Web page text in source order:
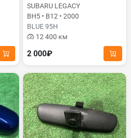
SUBARU LEGACY
BH5 • B12 • 2000
BLUE 95H
12 400 км
2 000₽